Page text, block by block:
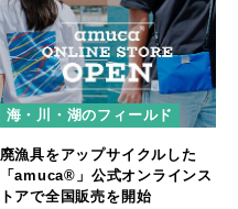
海・川・湖のフィールド
廃漁具をアップサイクルした
「amuca®」公式オンラインス
トアで全国販売を開始